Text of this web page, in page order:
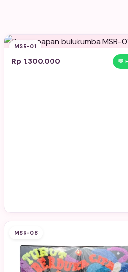
MSR-01
Rp 1.300.000 💬
MSR-08